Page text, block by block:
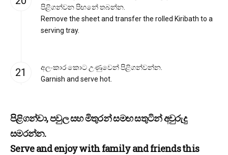
පිළිගන්වන පිඟනේ තබන්න.
Remove the sheet and transfer the rolled Kiribath to a
serving tray.
අලංකාර කොට උණුවෙන් පිළිගන්වන්න.
Garnish and serve hot.
පිළිගන්වා, පවුල සහ මිතුරන් සමඟ සතුටින් අවුරුදු
සමරන්න.
Serve and enjoy with family and friends this